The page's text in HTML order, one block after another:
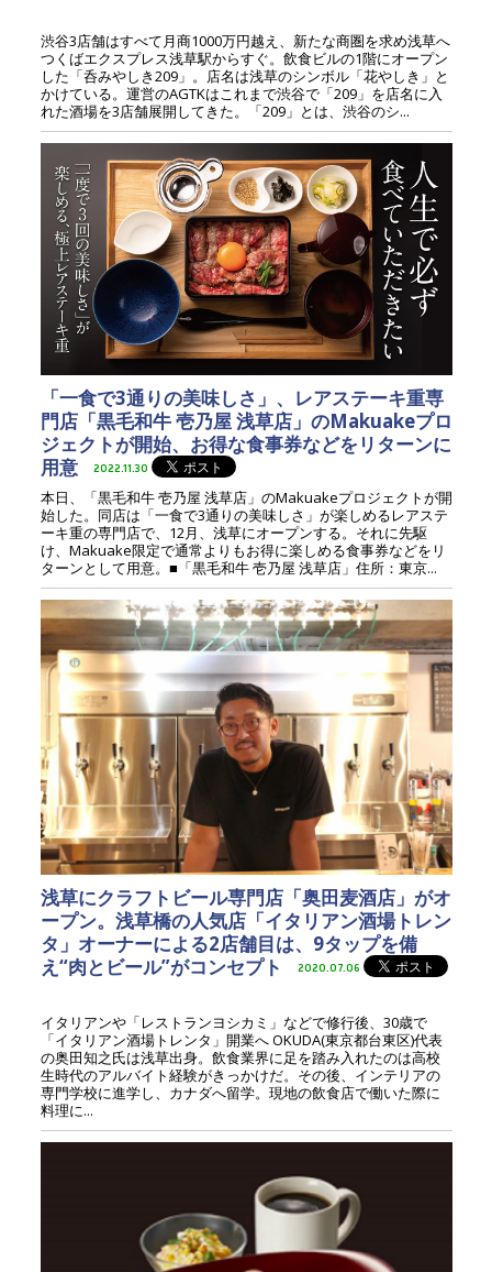
渋谷3店舗はすべて月商1000万円越え、新たな商圏を求め浅草へ
つくばエクスプレス浅草駅からすぐ。飲食ビルの1階にオープン
した「呑みやしき209」。店名は浅草のシンボル「花やしき」と
かけている。運営のAGTKはこれまで渋谷で「209」を店名に入
れた酒場を3店舗展開してきた。「209」とは、渋谷のシ...
「一食で3通りの美味しさ」、レアステーキ重専
門店「黒毛和牛 壱乃屋 浅草店」のMakuakeプロ
ジェクトが開始、お得な食事券などをリターンに
用意
2022.11.30
本日、「黒毛和牛 壱乃屋 浅草店」のMakuakeプロジェクトが開
始した。同店は「一食で3通りの美味しさ」が楽しめるレアステ
ーキ重の専門店で、12月、浅草にオープンする。それに先駆
け、Makuake限定で通常よりもお得に楽しめる食事券などをリ
ターンとして用意。■「黒毛和牛 壱乃屋 浅草店」住所：東京...
浅草にクラフトビール専門店「奥田麦酒店」がオ
ープン。浅草橋の人気店「イタリアン酒場トレン
タ」オーナーによる2店舗目は、9タップを備
え“肉とビール”がコンセプト
2020.07.06
イタリアンや「レストランヨシカミ」などで修行後、30歳で
「イタリアン酒場トレンタ」開業へ OKUDA(東京都台東区)代表
の奥田知之氏は浅草出身。飲食業界に足を踏み入れたのは高校
生時代のアルバイト経験がきっかけだ。その後、インテリアの
専門学校に進学し、カナダへ留学。現地の飲食店で働いた際に
料理に...